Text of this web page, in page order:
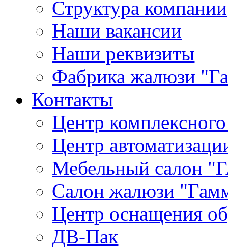
Структура компании
Наши вакансии
Наши реквизиты
Фабрика жалюзи
Контакты
Центр
Центр
Мебельный салон
Салон жалюзи
Центр оснащения
ДВ-Пак